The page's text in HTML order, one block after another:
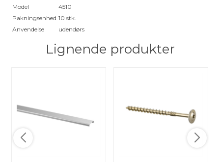
Model
4510
Pakningsenhed 10 stk.
Anvendelse
udendørs
Lignende produkter